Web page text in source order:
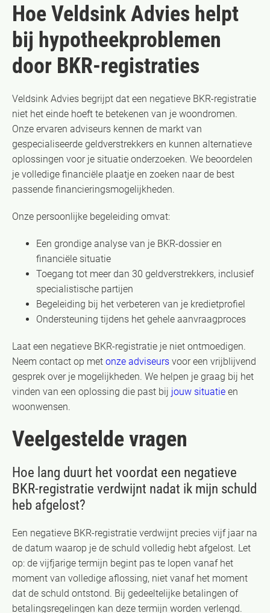
Hoe Veldsink Advies helpt
bij hypotheekproblemen
door BKR-registraties
Veldsink Advies begrijpt dat een negatieve BKR-registratie
niet het einde hoeft te betekenen van je woondromen.
Onze ervaren adviseurs kennen de markt van
gespecialiseerde geldverstrekkers en kunnen alternatieve
oplossingen voor je situatie onderzoeken. We beoordelen
je volledige financiële plaatje en zoeken naar de best
passende financieringsmogelijkheden.
Onze persoonlijke begeleiding omvat:
Een grondige analyse van je BKR-dossier en
financiële situatie
Toegang tot meer dan 30 geldverstrekkers, inclusief
specialistische partijen
Begeleiding bij het verbeteren van je kredietprofiel
Ondersteuning tijdens het gehele aanvraagproces
Laat een negatieve BKR-registratie je niet ontmoedigen.
Neem contact op met onze adviseurs voor een vrijblijvend
gesprek over je mogelijkheden. We helpen je graag bij het
vinden van een oplossing die past bij jouw situatie en
woonwensen.
Veelgestelde vragen
Hoe lang duurt het voordat een negatieve
BKR-registratie verdwijnt nadat ik mijn schuld
heb afgelost?
Een negatieve BKR-registratie verdwijnt precies vijf jaar na
de datum waarop je de schuld volledig hebt afgelost. Let
op: de vijfjarige termijn begint pas te lopen vanaf het
moment van volledige aflossing, niet vanaf het moment
dat de schuld ontstond. Bij gedeeltelijke betalingen of
betalingsregelingen kan deze termijn worden verlengd.